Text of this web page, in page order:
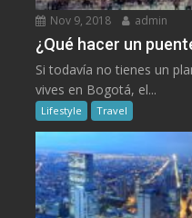
Nov 9, 2018 admin
¿Qué hacer un
Si todavía no tienes un
vives en Bogotá, el...
Lifestyle Travel